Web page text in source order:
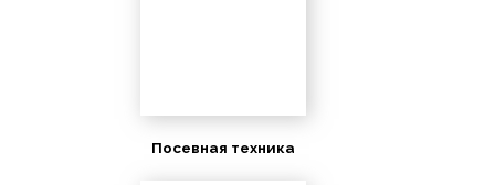
Посевная техника